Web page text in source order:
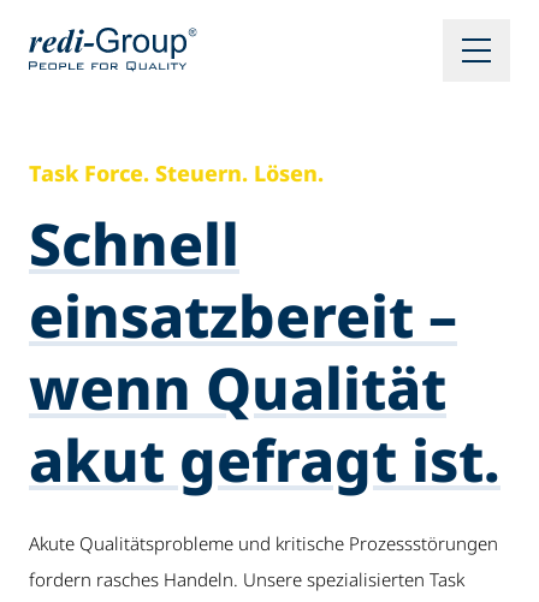
Task Force. Steuern. Lösen.
Schnell
einsatzbereit –
wenn Qualität
akut gefragt ist.
Akute Qualitätsprobleme und kritische Prozessstörungen
fordern rasches Handeln. Unsere spezialisierten Task